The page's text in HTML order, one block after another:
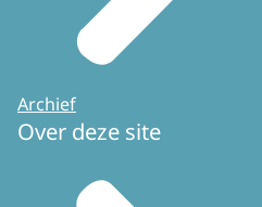
Archief
Over deze site